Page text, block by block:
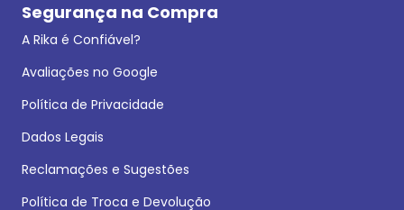
Segurança na Compra
A Rika é Confiável?
Avaliações no Google
Política de Privacidade
Dados Legais
Reclamações e Sugestões
Política de Troca e Devolução